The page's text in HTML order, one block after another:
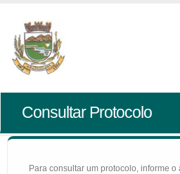
Consultar Protocolo
Para consultar um protocolo, informe